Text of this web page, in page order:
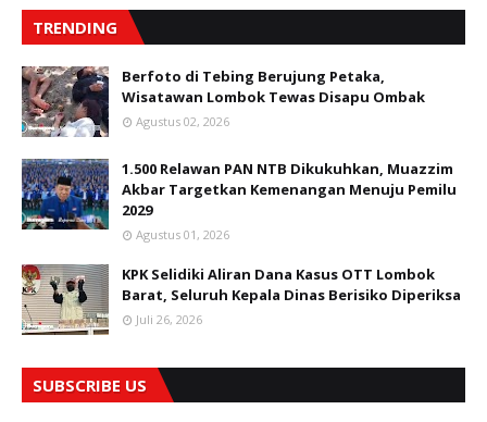
TRENDING
Berfoto di Tebing Berujung Petaka,
Wisatawan Lombok Tewas Disapu Ombak
Agustus 02, 2026
1.500 Relawan PAN NTB Dikukuhkan, Muazzim
Akbar Targetkan Kemenangan Menuju Pemilu
2029
Agustus 01, 2026
KPK Selidiki Aliran Dana Kasus OTT Lombok
Barat, Seluruh Kepala Dinas Berisiko Diperiksa
Juli 26, 2026
SUBSCRIBE US